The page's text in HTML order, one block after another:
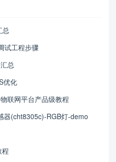
总
试工程步骤
总
优化
联网平台产品级教程
器(cht8305c)-RGB灯-demo